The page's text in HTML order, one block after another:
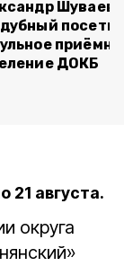
Шуваев
ДОКБ
21 августа.
округа